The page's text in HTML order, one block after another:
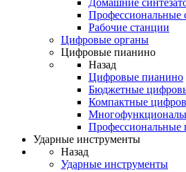
Домашние
Профессиональные
Рабочие станции
Цифровые органы
Цифровые пианино
Назад
Цифровые пианино
Бюджетные
Компактные
Ударные инструменты
Назад
Ударные инструменты